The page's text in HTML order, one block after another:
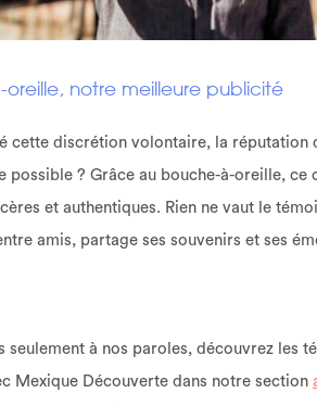
notre meilleure publicité
cette discrétion volontaire, la réputation
possible ? Grâce au bouche-à-oreille,
et authentiques. Rien ne vaut le
amis, partage ses souvenirs et ses
seulement à nos paroles, découvrez les
Mexique Découverte dans notre section